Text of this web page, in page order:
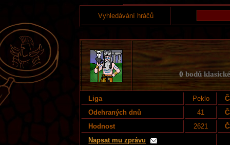
Vyhledávání hráčů
0bodů
Liga Peklo
Odehraných dnů
41
Hodnost
2621
Napsat mu zprávu